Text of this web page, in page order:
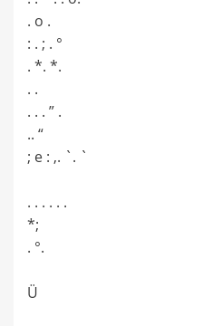
. o .
: . ; . °
. *. *.
. .
. . . ” .
.. “
; e : ‚. `. `
. . . . . .
*;
. °.
Ü